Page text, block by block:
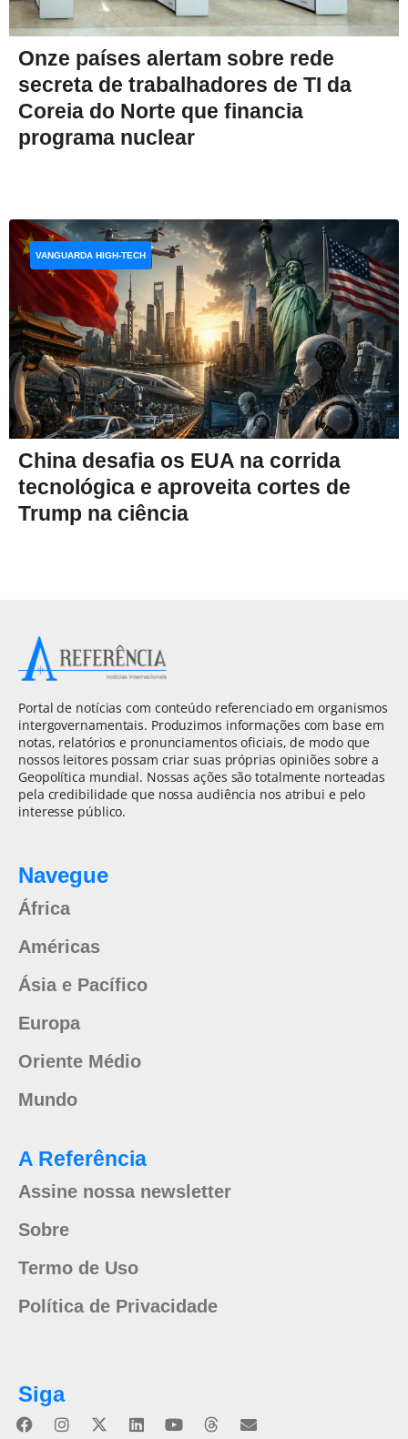
Onze países alertam sobre rede
secreta de trabalhadores de TI da
Coreia do Norte que financia
programa nuclear
China desafia os EUA na corrida
tecnológica e aproveita cortes de
Trump na ciência
VANGUARDA HIGH-TECH
Portal de notícias com conteúdo referenciado em organismos
intergovernamentais. Produzimos informações com base em
notas, relatórios e pronunciamentos oficiais, de modo que
nossos leitores possam criar suas próprias opiniões sobre a
Geopolítica mundial. Nossas ações são totalmente norteadas
pela credibilidade que nossa audiência nos atribui e pelo
interesse público.
Navegue
África
Américas
Ásia e Pacífico
Europa
Oriente Médio
Mundo
A Referência
Assine nossa newsletter
Sobre
Termo de Uso
Política de Privacidade
Siga